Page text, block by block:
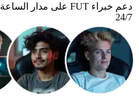
دعم خبراء FUT على مدار الساعة
24/7